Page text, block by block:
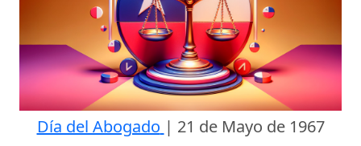
Día del Abogado | 21 de Mayo de 1967